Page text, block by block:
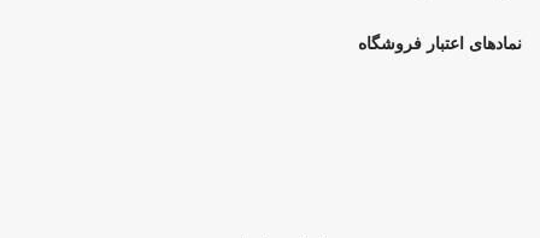
نمادهای اعتبار فروشگاه